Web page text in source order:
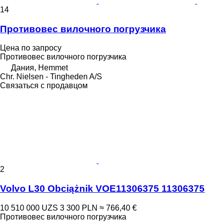
14
Противовес вилочного погрузчика
Цена по запросу
Противовес вилочного погрузчика
Дания, Hemmet
Chr. Nielsen - Tingheden A/S
Связаться с продавцом
2
Volvo L30 Obciążnik VOE11306375 11306375
10 510 000 UZS 3 300 PLN ≈ 766,40 €
Противовес вилочного погрузчика